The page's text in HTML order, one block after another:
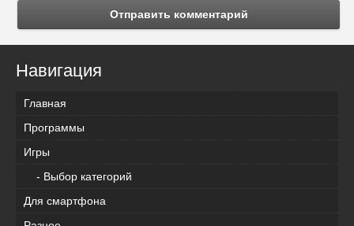
Отправить комментарий
Навигация
Главная
Программы
Игры
- Выбор категорий
Для смартфона